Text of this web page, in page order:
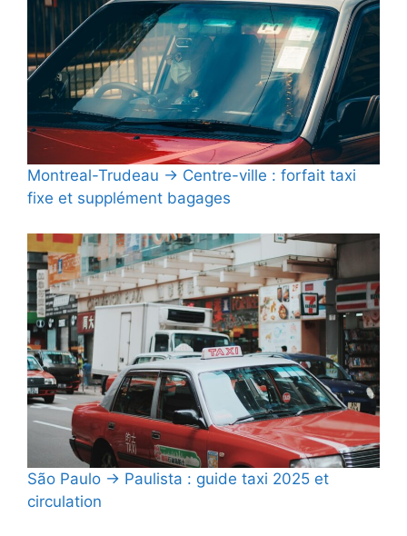
Montreal-Trudeau → Centre-ville : forfait taxi
fixe et supplément bagages
São Paulo → Paulista : guide taxi 2025 et
circulation